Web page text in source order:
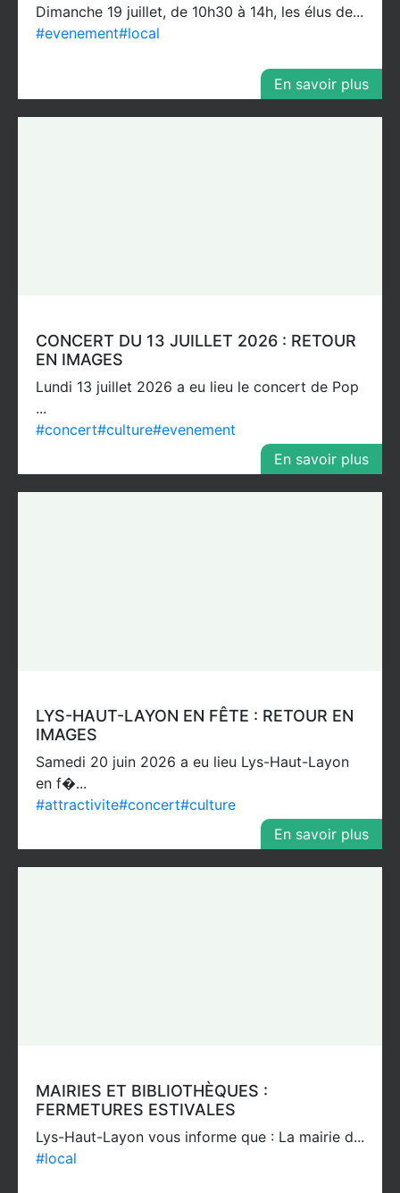
Dimanche 19 juillet, de 10h30 à 14h, les élus de...
#evenement#local
En savoir plus
CONCERT DU 13 JUILLET 2026 : RETOUR
EN IMAGES
Lundi 13 juillet 2026 a eu lieu le concert de Pop
...
#concert#culture#evenement
En savoir plus
LYS-HAUT-LAYON EN FÊTE : RETOUR EN
IMAGES
Samedi 20 juin 2026 a eu lieu Lys-Haut-Layon
en f�...
#attractivite#concert#culture
En savoir plus
MAIRIES ET BIBLIOTHÈQUES :
FERMETURES ESTIVALES
Lys-Haut-Layon vous informe que : La mairie d...
#local